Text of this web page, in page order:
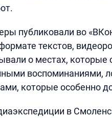
публиковали во
текстов,
о местах,
воспоминаниями,
которые особенно
в